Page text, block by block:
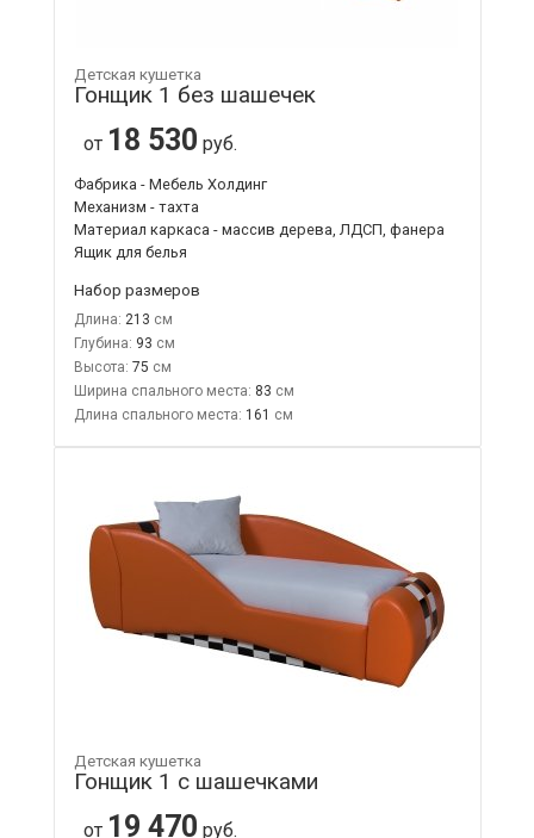
Детская кушетка
Гонщик 1 без шашечек
от 18 530 руб.
Фабрика - Мебель Холдинг
Механизм - тахта
Материал каркаса - массив дерева, ЛДСП, фанера
Ящик для белья
Набор размеров
Длина: 213
Глубина: 93
Высота: 75
Ширина спального места: 83
Длина спального места: 161
Детская кушетка
Гонщик 1 с шашечками
от 19 470 руб.